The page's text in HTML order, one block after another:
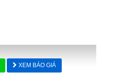
XEM BÁO GIÁ